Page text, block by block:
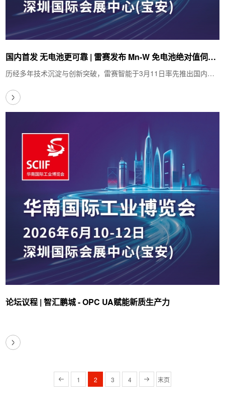
国内首发 无电池更可靠 | 雷赛发布 Mn-W 免电池绝对值伺服
电机
历经多年技术沉淀与创新突破，雷赛智能于3月11日率先推出国内首
论坛议程 | 智汇鹏城 - OPC UA赋能新质生产力
1 2 3 4 末页